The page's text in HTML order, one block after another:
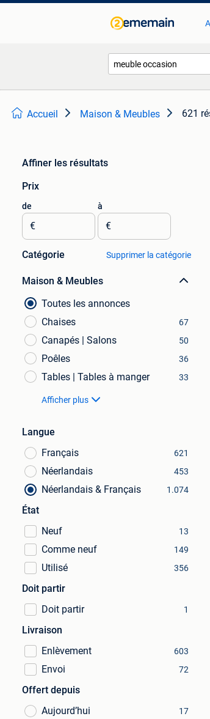
Accueil Maison & Meubles 621
Affiner les résultats
Prix
de
€
à
€
Catégorie Supprimer la catégorie
Maison & Meubles
Toutes les annonces
Chaises
67
Canapés | Salons 50
Poêles 36
Tables | Tables à manger 33
Afficher plus
Langue
Français
621
Néerlandais 453
Néerlandais & Français 1.074
État
Neuf
13
Comme neuf 149
Utilisé 356
Doit partir
Doit partir
1
Livraison
Enlèvement
603
Envoi 72
Offert depuis
Aujourd’hui
17